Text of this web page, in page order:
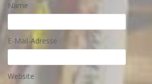
Name
E-Mail-Adresse
Website